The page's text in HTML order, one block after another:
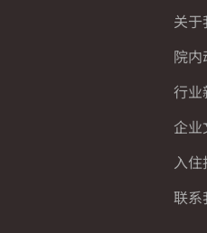
关于
院内
行业
企业
入住
联系